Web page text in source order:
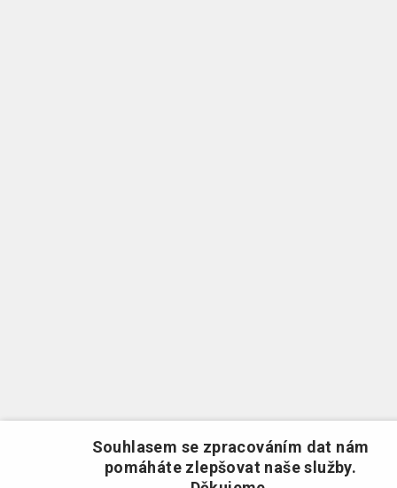
Souhlasem se zpracováním dat nám
pomáháte zlepšovat naše služby.